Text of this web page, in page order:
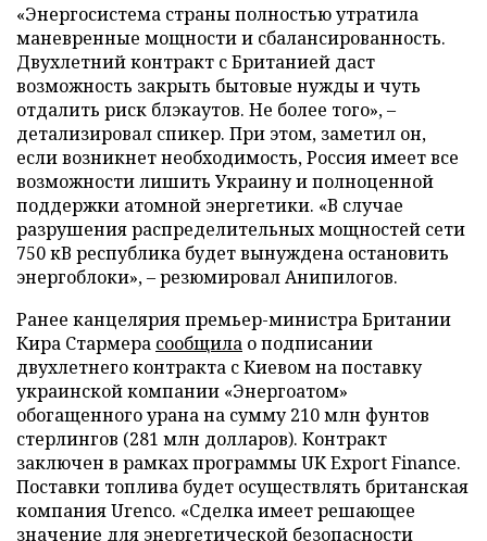
«Энергосистема страны полностью утратила
маневренные мощности и сбалансированность.
Двухлетний контракт с Британией даст
возможность закрыть бытовые нужды и чуть
отдалить риск блэкаутов. Не более того», –
детализировал спикер. При этом, заметил он,
если возникнет необходимость, Россия имеет все
возможности лишить Украину и полноценной
поддержки атомной энергетики. «В случае
разрушения распределительных мощностей сети
750 кВ республика будет вынуждена остановить
энергоблоки», – резюмировал Анипилогов.
Ранее канцелярия премьер-министра Британии
Кира Стармера сообщила о подписании
двухлетнего контракта с Киевом на поставку
украинской компании «Энергоатом»
обогащенного урана на сумму 210 млн фунтов
стерлингов (281 млн долларов). Контракт
заключен в рамках программы UK Export Finance.
Поставки топлива будет осуществлять британская
компания Urenco. «Сделка имеет решающее
значение для энергетической безопасности